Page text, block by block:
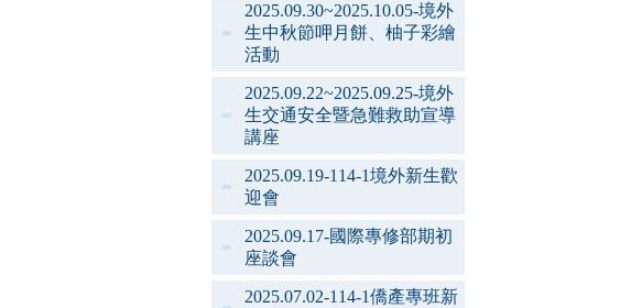
2025.09.30~2025.10.05-境外
生中秋節呷月餅、柚子彩繪
活動
2025.09.22~2025.09.25-境外
生交通安全暨急難救助宣導
講座
2025.09.19-114-1境外新生歡
迎會
2025.09.17-國際專修部期初
座談會
2025.07.02-114-1僑產專班新